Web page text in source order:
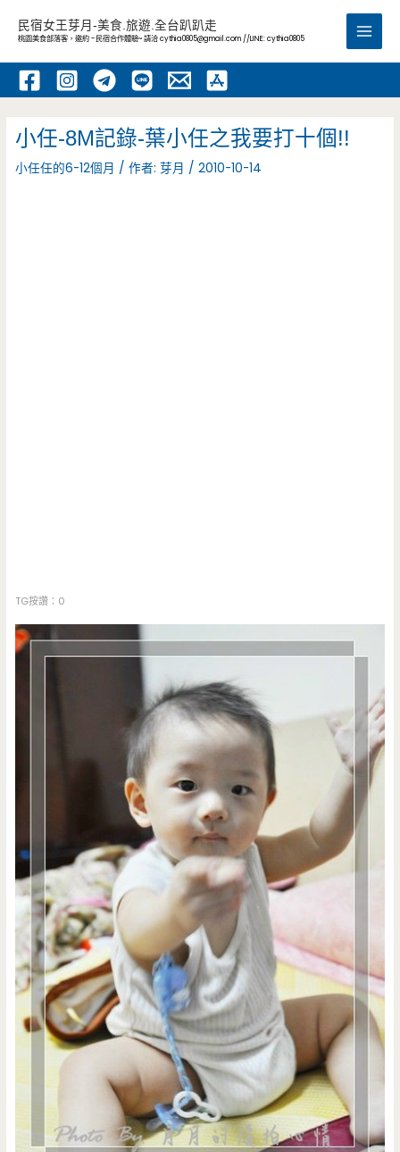
內
民宿女王芽月-美食.旅遊.全台趴趴走
桃園美食部落客，邀約 -民宿合作體驗~ 請洽cythia0805@gmail.com //LINE: cythia0805
Main
小任-8M記錄-葉小任之我要打十個!!
小任任的6-12個月 / 作者:芽月 /2010-10-14
TG按讚：0